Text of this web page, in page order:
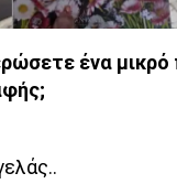
ένα μικρό